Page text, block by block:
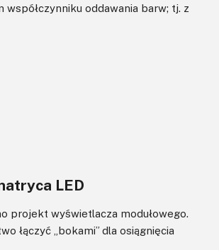
współczynniku oddawania barw; tj. z
LED
projekt wyświetlacza modułowego.
łączyć „bokami” dla osiągnięcia